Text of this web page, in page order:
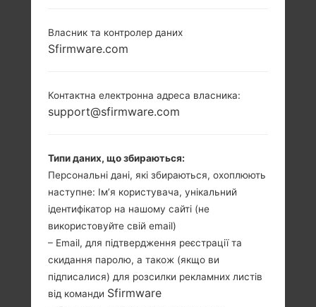
Власник та контролер даних
Sfirmware.com
Контактна електронна адреса власника:
support@sfirmware.com
Типи даних, що збираються:
Персональні дані, які збираються, охоплюють
наступне: Ім’я користувача, унікальний
ідентифікатор на нашому сайті (не
використовуйте свій email)
– Email, для підтвердження реєстрації та
скидання паролю, а також (якщо ви
підписалися) для розсилки рекламних листів
від команди Sfirmware